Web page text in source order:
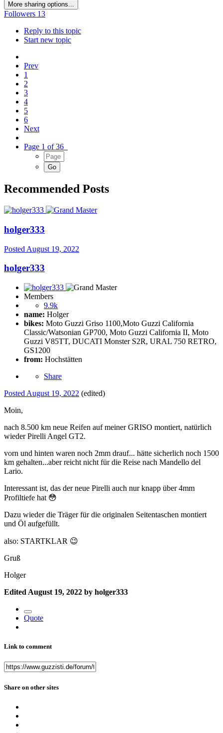
More sharing options...
Followers 13
Reply to this topic
Start new topic
Prev
1
2
3
4
5
6
Next
Page 1 of 36
Recommended Posts
holger333
Posted August 19, 2022
holger333
Members
9.9k
name: Holger
bikes: Moto Guzzi Griso 1100,Moto Guzzi California
Classic/Watsonian GP700, Moto Guzzi California II, Moto
Guzzi V85TT, DUCATI Monster S2R, URAL 750 RETRO,
GS1200
from: Hochstätten
Share
Posted August 19, 2022 (edited)
Moin,
nach 8.500 km neue Reifen auf meiner GRISO montiert, natürlich
wieder Pirelli Angel GT2.
vorn und hinten waren noch 2mm drauf... hätte sicherlich noch 1500
km gehalten...aber reicht nicht für die Reise nach Mandello del
Lario.
Interessant ist, das der neue Pirelli auch nur knapp über 4mm
Profiltiefe hat 😳
Dazu wieder die Träger für die originalen Seitentaschen montiert
und Öl aufgefüllt.
also: STARTKLAR 😉
Gruß
Holger
Edited August 19, 2022 by holger333
Quote
Link to comment
Share on other sites